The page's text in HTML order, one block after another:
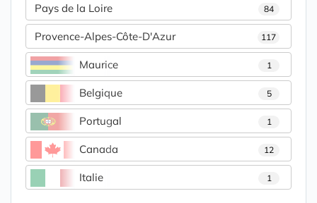
Pays de la Loire 84
Provence-Alpes-Côte-D'Azur 117
Maurice 1
Belgique 5
Portugal 1
Canada 12
Italie 1